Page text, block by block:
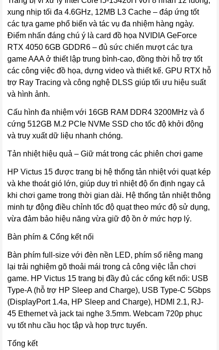
xung nhịp tối đa 4.6GHz, 12MB L3 Cache – đáp ứng tốt
các tựa game phổ biến và tác vụ đa nhiệm hàng ngày.
Điểm nhấn đáng chú ý là card đồ họa NVIDIA GeForce
RTX 4050 6GB GDDR6 – đủ sức chiến mượt các tựa
game AAA ở thiết lập trung bình-cao, đồng thời hỗ trợ tốt
các công việc đồ họa, dựng video và thiết kế. GPU RTX hỗ
trợ Ray Tracing và công nghệ DLSS giúp tối ưu hiệu suất
và hình ảnh.
Cấu hình đa nhiệm với 16GB RAM DDR4 3200MHz và ổ
cứng 512GB M.2 PCIe NVMe SSD cho tốc độ khởi động
và truy xuất dữ liệu nhanh chóng.
Tản nhiệt hiệu quả – Giữ mát trong các phiên chơi game
HP Victus 15 được trang bị hệ thống tản nhiệt với quạt kép
và khe thoát gió lớn, giúp duy trì nhiệt độ ổn định ngay cả
khi chơi game trong thời gian dài. Hệ thống tản nhiệt thông
minh tự động điều chỉnh tốc độ quạt theo mức độ sử dụng,
vừa đảm bảo hiệu năng vừa giữ độ ồn ở mức hợp lý.
Bàn phím & Cổng kết nối
Bàn phím full-size với đèn nền LED, phím số riêng mang
lại trải nghiệm gõ thoải mái trong cả công việc lẫn chơi
game. HP Victus 15 trang bị đầy đủ các cổng kết nối: USB
Type-A (hỗ trợ HP Sleep and Charge), USB Type-C 5Gbps
(DisplayPort 1.4a, HP Sleep and Charge), HDMI 2.1, RJ-
45 Ethernet và jack tai nghe 3.5mm. Webcam 720p phục
vụ tốt nhu cầu học tập và họp trực tuyến.
Tổng kết